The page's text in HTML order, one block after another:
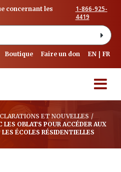
concernant les
1-866-925-
4419
Boutique Faire un don EN FR
ET NOUVELLES /
LES OBLATS POUR ACCÉDER AUX
ÉCOLES RÉSIDENTIELLES